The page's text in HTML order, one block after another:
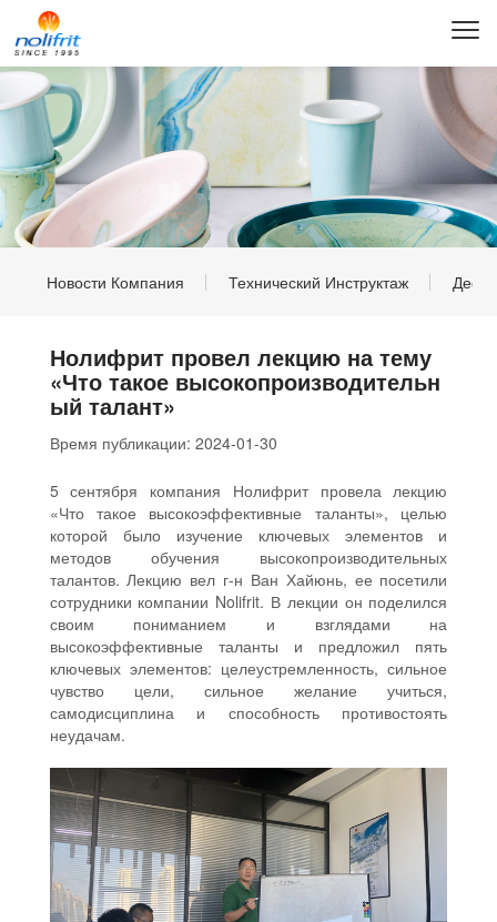
Новости Компания Технический Инструктаж
Нолифрит провел лекцию на тему
«Что такое высокопроизводительн
ый талант»
Время публикации: 2024-01-30
5 сентября компания Нолифрит провела лекцию
«Что такое высокоэффективные таланты», целью
которой было изучение ключевых элементов и
методов обучения высокопроизводительных
талантов. Лекцию вел г-н Ван Хайюнь, ее посетили
сотрудники компании Nolifrit. В лекции он поделился
своим пониманием и взглядами на
высокоэффективные таланты и предложил пять
ключевых элементов: целеустремленность, сильное
чувство цели, сильное желание учиться,
самодисциплина и способность противостоять
неудачам.